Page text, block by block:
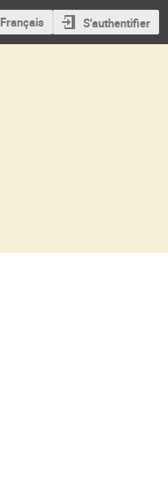
Français S'authentifier